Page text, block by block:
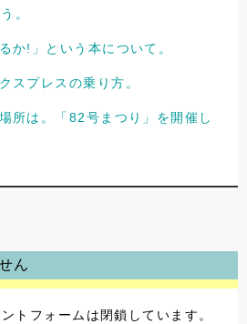
。
か!」という本について。
スプレスの乗り方。
所は。「82号まつり」を開催し
ん
トフォームは閉鎖しています。